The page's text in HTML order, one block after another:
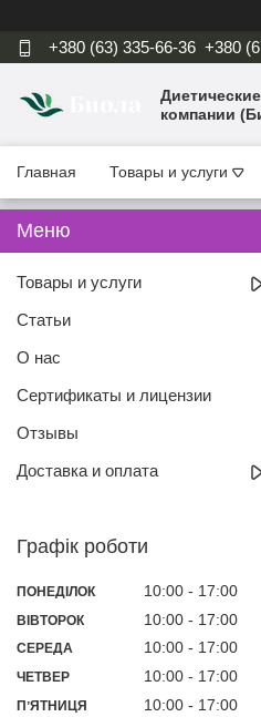
+380 (63) 335-66-36 +380
компании
Главная Товары и услуги
Товары и услуги
Статьи
О нас
Сертификаты и лицензии
Отзывы
Доставка и оплата
Графік роботи
ПОНЕДІЛОК 10:00 17:00
ВІВТОРОК 10:00 17:00
СЕРЕДА 10:00 17:00
ЧЕТВЕР 10:00 17:00
ПʼЯТНИЦЯ 10:00 17:00